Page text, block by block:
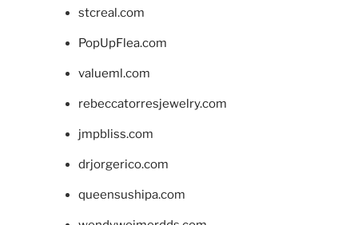
stcreal.com
PopUpFlea.com
valueml.com
rebeccatorresjewelry.com
jmpbliss.com
drjorgerico.com
queensushipa.com